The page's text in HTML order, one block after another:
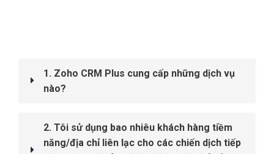
1. Zoho CRM Plus cung cấp những dịch vụ
nào?
2. Tôi sử dụng bao nhiêu khách hàng tiềm
năng/địa chỉ liên lạc cho các chiến dịch tiếp